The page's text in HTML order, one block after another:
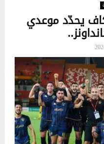
يحدّد موعدي